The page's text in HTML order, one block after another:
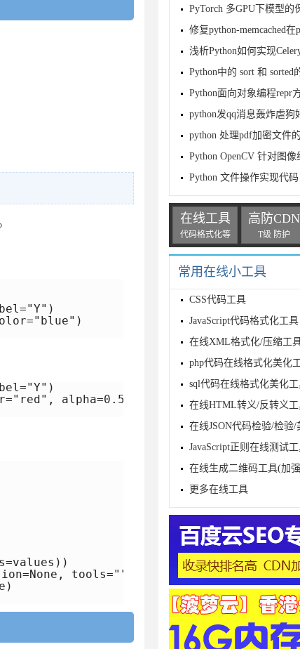
alpha=0.5)
tools="")
浅析Python如何实现
Python中的 sort 和 sorted
Python面向对象编程repr
python 处理pdf加密文件
Python 文件操作实现代码
在线工具
代码格式化等
高防CDN
T级 防护
常用在线小工具
CSS代码工具
JavaScript代码格式化工具
在线XML格式化/压缩工
php代码在线格式化美化
sql代码在线格式化美化
在线HTML转义/反转义
在线JSON代码检验/检验
JavaScript正则在线测试
在线生成二维码工具(加
更多在线工具